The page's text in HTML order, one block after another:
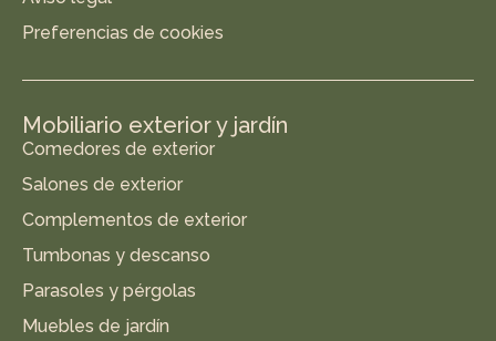
Preferencias de cookies
Mobiliario exterior y jardín
Comedores de exterior
Salones de exterior
Complementos de exterior
Tumbonas y descanso
Parasoles y pérgolas
Muebles de jardín